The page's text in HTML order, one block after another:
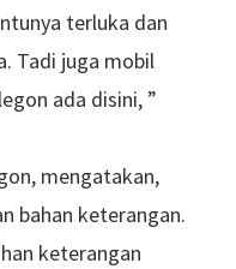
terluka dan
Tadi juga mobil
ada disini, ”
mengatakan,
bahan keterangan.
keterangan